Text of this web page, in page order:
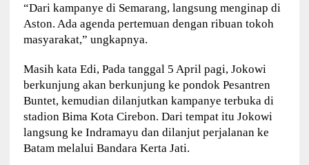
“Dari kampanye di Semarang, langsung menginap di
Aston. Ada agenda pertemuan dengan ribuan tokoh
masyarakat,” ungkapnya.
Masih kata Edi, Pada tanggal 5 April pagi, Jokowi
berkunjung akan berkunjung ke pondok Pesantren
Buntet, kemudian dilanjutkan kampanye terbuka di
stadion Bima Kota Cirebon. Dari tempat itu Jokowi
langsung ke Indramayu dan dilanjut perjalanan ke
Batam melalui Bandara Kerta Jati.